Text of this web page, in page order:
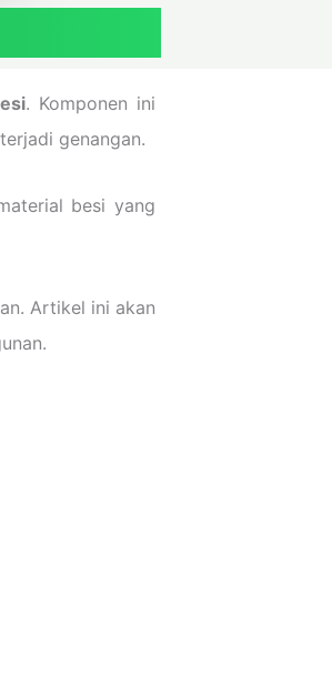
. Komponen ini
genangan.
besi yang
Artikel ini akan